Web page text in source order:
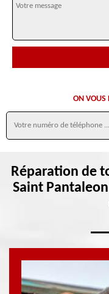
ON VOUS
Réparation de
Saint